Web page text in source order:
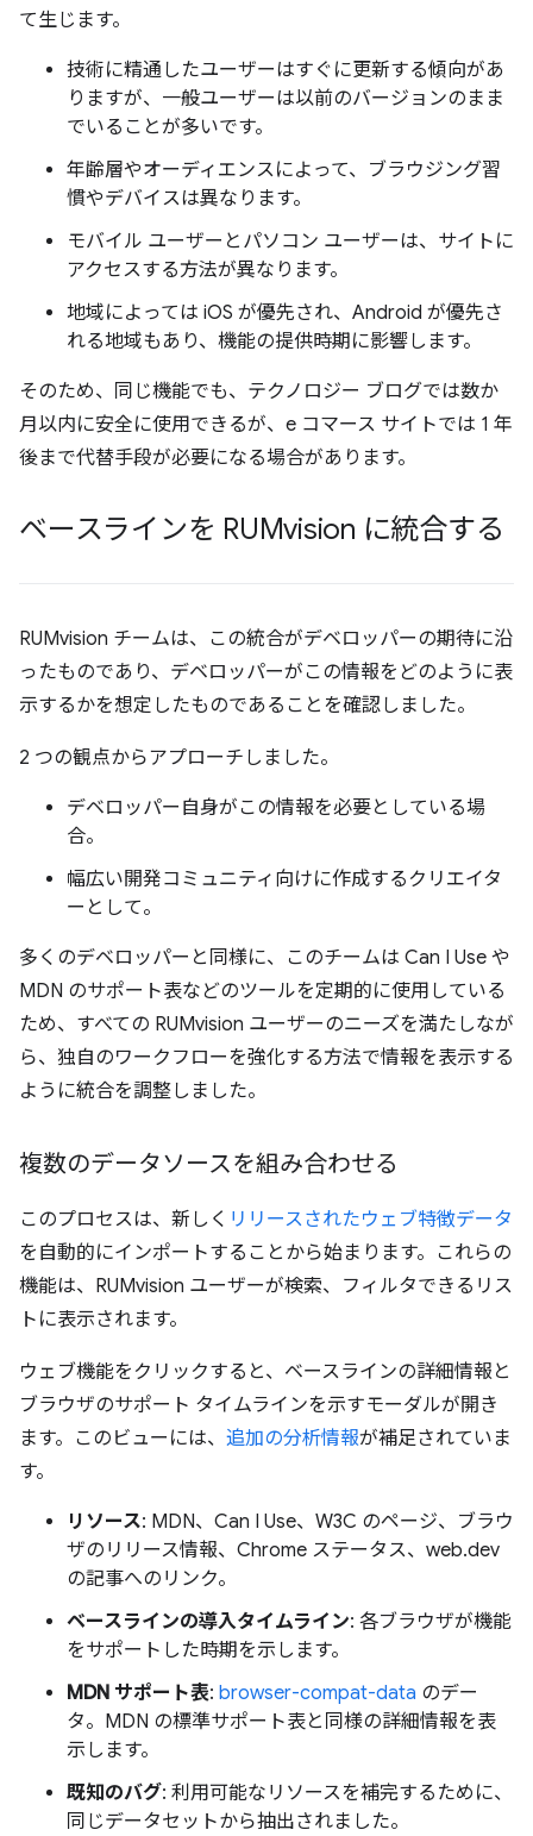
て生じます。
技術に精通したユーザーはすぐに更新する傾向があ
りますが、一般ユーザーは以前のバージョンのまま
でいることが多いです。
年齢層やオーディエンスによって、ブラウジング習
慣やデバイスは異なります。
モバイル ユーザーとパソコン ユーザーは、サイトに
アクセスする方法が異なります。
地域によっては iOS が優先され、Android が優先さ
れる地域もあり、機能の提供時期に影響します。
そのため、同じ機能でも、テクノロジー ブログでは数か
月以内に安全に使用できるが、e コマース サイトでは 1 年
後まで代替手段が必要になる場合があります。
ベースラインを RUMvision に統合する
RUMvision チームは、この統合がデベロッパーの期待に沿
ったものであり、デベロッパーがこの情報をどのように表
示するかを想定したものであることを確認しました。
2 つの観点からアプローチしました。
デベロッパー自身がこの情報を必要としている場
合。
幅広い開発コミュニティ向けに作成するクリエイタ
ーとして。
多くのデベロッパーと同様に、このチームは Can I Use や
MDN のサポート表などのツールを定期的に使用している
ため、すべての RUMvision ユーザーのニーズを満たしなが
ら、独自のワークフローを強化する方法で情報を表示する
ように統合を調整しました。
複数のデータソースを組み合わせる
このプロセスは、新しく リリースされたウェブ特徴データ
を自動的にインポートすることから始まります。これらの
機能は、RUMvision ユーザーが検索、フィルタできるリス
トに表示されます。
ウェブ機能をクリックすると、ベースラインの詳細情報と
ブラウザのサポート タイムラインを示すモーダルが開き
ます。このビューには、 追加の分析情報が補足されていま
す。
リソース: MDN、Can I Use、W3C のページ、ブラウ
ザのリリース情報、Chrome ステータス、web.dev
の記事へのリンク。
ベースラインの導入タイムライン: 各ブラウザが機能
をサポートした時期を示します。
MDN サポート表: browser-compat-data のデー
タ。MDN の標準サポート表と同様の詳細情報を表
示します。
既知のバグ: 利用可能なリソースを補完するために、
同じデータセットから抽出されました。